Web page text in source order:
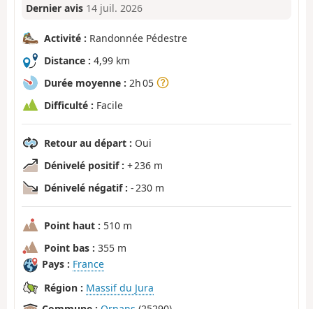
Dernier avis 14 juil. 2026
Activité : Randonnée Pédestre
Distance : 4,99 km
Durée moyenne : 2h 05
Difficulté : Facile
Retour au départ : Oui
Dénivelé positif : + 236 m
Dénivelé négatif : - 230 m
Point haut : 510 m
Point bas : 355 m
Pays : France
Région : Massif du Jura